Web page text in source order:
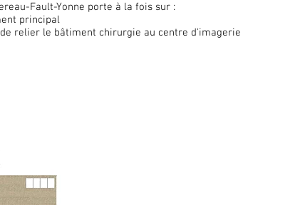
Fault-Yonne porte à la fois sur :
principal
relier le bâtiment chirurgie au centre d'imagerie